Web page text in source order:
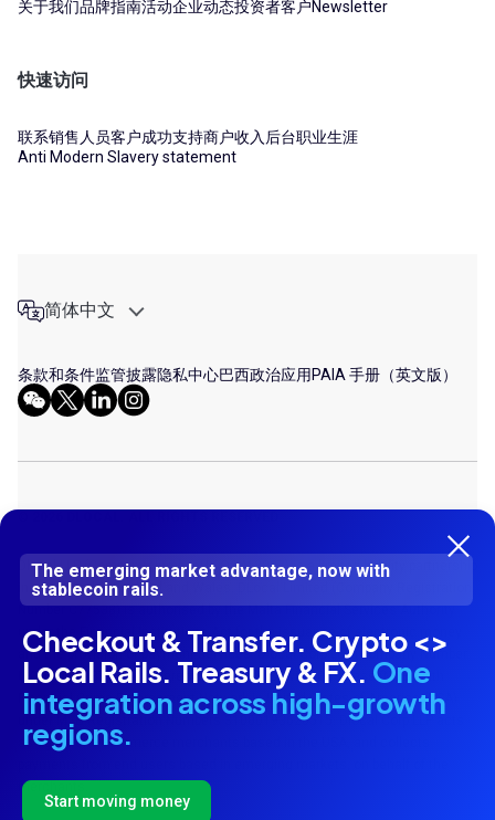
关于我们品牌指南活动企业动态投资者客户Newsletter
快速访问
联系销售人员客户成功支持商户收入后台职业生涯
Anti Modern Slavery statement
简体中文
条款和条件监管披露隐私中心巴西政治应用 PAIA 手册（英文版）
Dlocal LLP (Company Number UK OC413287) is a limited liability partnership
incorporated in England and Wales. DLocal Limited (Company Registration
Number C77538) is authorised by the Malta Financial Services Authority
under the Financial Institutions Act for the issuance of electronic money
and the provision of payment services. Dlocal Corp LLP (Company Number
UK OC 424987) is registered as a Money Service Business (MSB) with
Financial Crime Enforcement Network in United States of America (USA)
under MSB Registration Numbers 31000193620515. Dlocal Corp LLP acts
as agent of e-commerce merchants based in the USA, and collects
merchants.
The emerging market advantage, now with
stablecoin rails.
Checkout & Transfer. Crypto <>
Local Rails. Treasury & FX. One
integration across high-growth
regions.
Start moving money